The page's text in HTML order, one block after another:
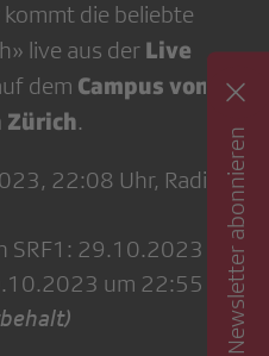
die beliebte
live aus der Live
dem Campus von
Zürich.
22:08 Uhr, Radio
SRF1: 29.10.2023 um
um 22:55
Newsletter abonnieren